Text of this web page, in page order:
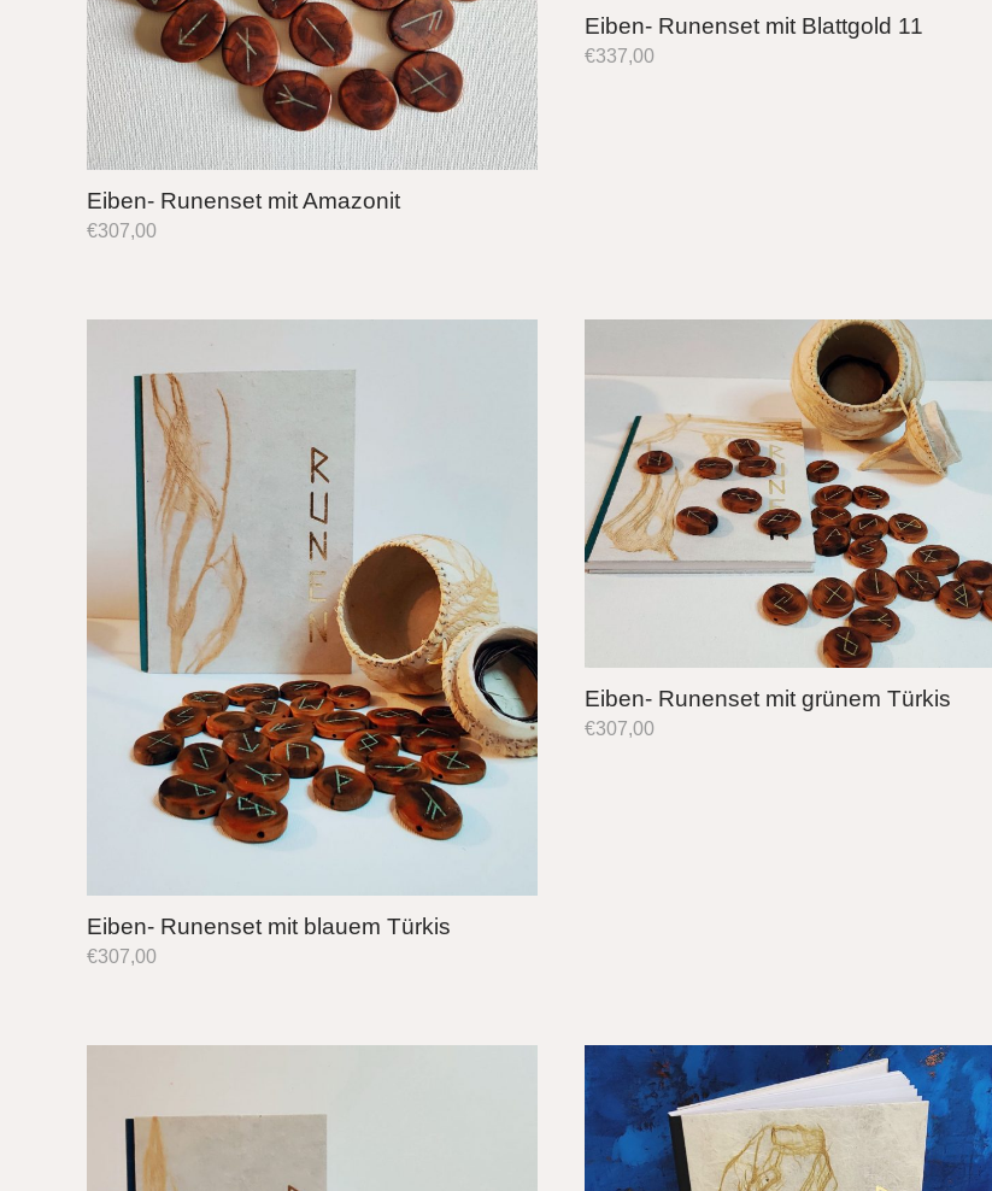
Eiben- Runenset mit Amazonit
€307,00
Eiben- Runenset mit Blattgold 11
€337,00
Eiben- Runenset mit blauem Türkis
€307,00
Eiben- Runenset mit grünem Türkis
€307,00